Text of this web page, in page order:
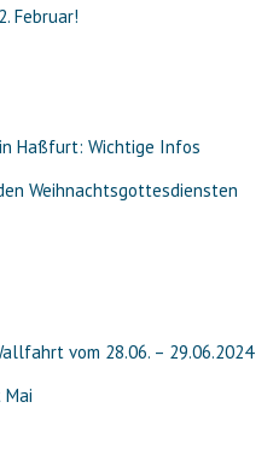
Februar!
Haßfurt: Wichtige Infos
Weihnachtsgottesdiensten
vom 28.06. – 29.06.2024